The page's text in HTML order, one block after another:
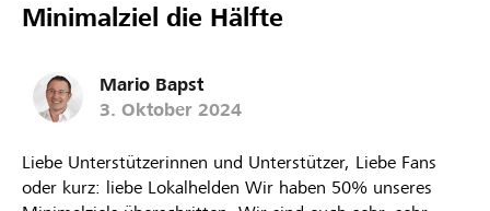
Minimalziel die Hälfte
Mario Bapst
3. Oktober 2024
Liebe Unterstützerinnen und Unterstützer, Liebe Fans
oder kurz: liebe Lokalhelden Wir haben 50% unseres